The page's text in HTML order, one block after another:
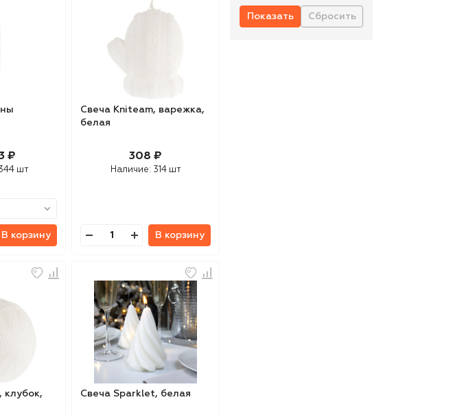
₽
шт
В корзину
Свеча Kniteam, варежка,
белая
308 ₽
Наличие: 314 шт
В корзину
клубок,
Свеча Sparklet, белая